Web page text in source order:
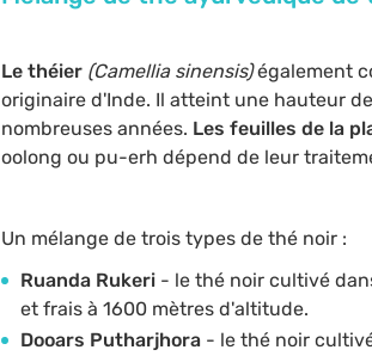
Le théier (Camellia sinensis)également
originaire d'Inde. Il atteint une hauteur
nombreuses années. Les feuilles de la
oolong ou pu-erh dépend de leur
Un mélange de trois types de thé noir :
Ruanda Rukeri - le thé noir cultivé
et frais à 1600 mètres d'altitude.
Dooars Putharjhora - le thé noir